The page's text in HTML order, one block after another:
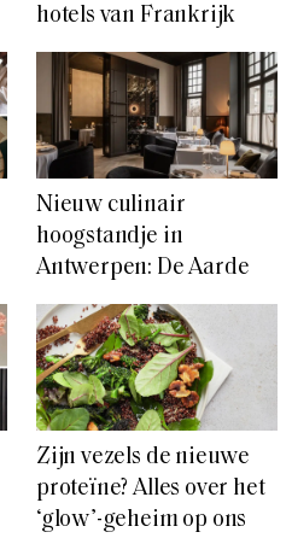
hotels van Frankrijk
Nieuw culinair
hoogstandje in
Antwerpen: De Aarde
Zijn vezels de nieuwe
proteïne? Alles over het
‘glow’-geheim op ons